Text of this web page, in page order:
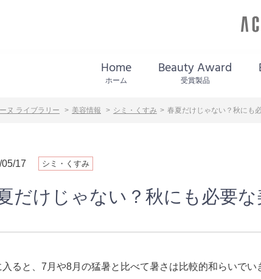
Home
ホーム
Beauty Award
受賞製品
ヌ ライブラリー 美容情報 シミ・くすみ 春夏だけじゃない？秋にも
だけじゃない？秋にも必要な
17 シミ・くすみ
入ると、7月や8月の猛暑と比べて暑さは比較的和らいでい